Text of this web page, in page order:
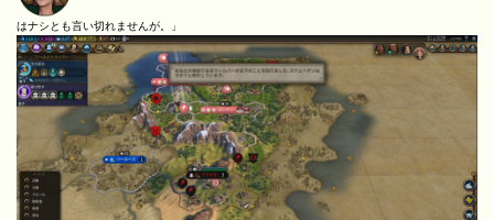
はナシとも言い切れませんが。」